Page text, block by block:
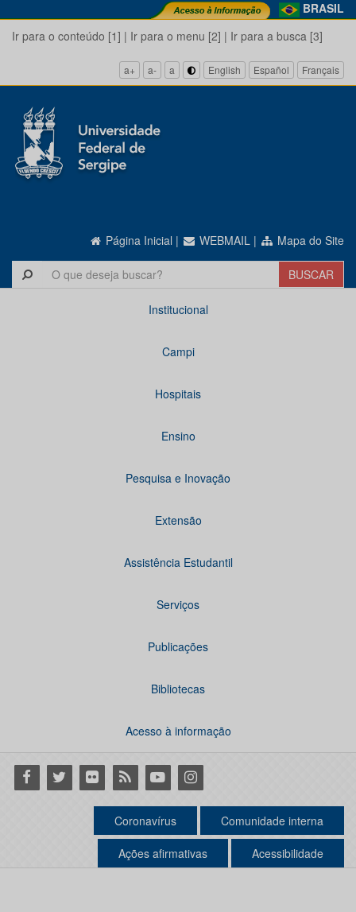
BRASIL
Ir para o conteúdo [1] | Ir para o menu [2] | Ir para a busca [3]
a+ a- a English Español Français
Página Inicial | WEBMAIL | Mapa do Site
Institucional
Campi
Hospitais
Ensino
Pesquisa e Inovação
Extensão
Assistência Estudantil
Serviços
Publicações
Bibliotecas
Acesso à informação
Facebook
Twitter Flickr RSS YoutubeInstagram
Coronavírus Comunidade interna
Ações afirmativas Acessibilidade